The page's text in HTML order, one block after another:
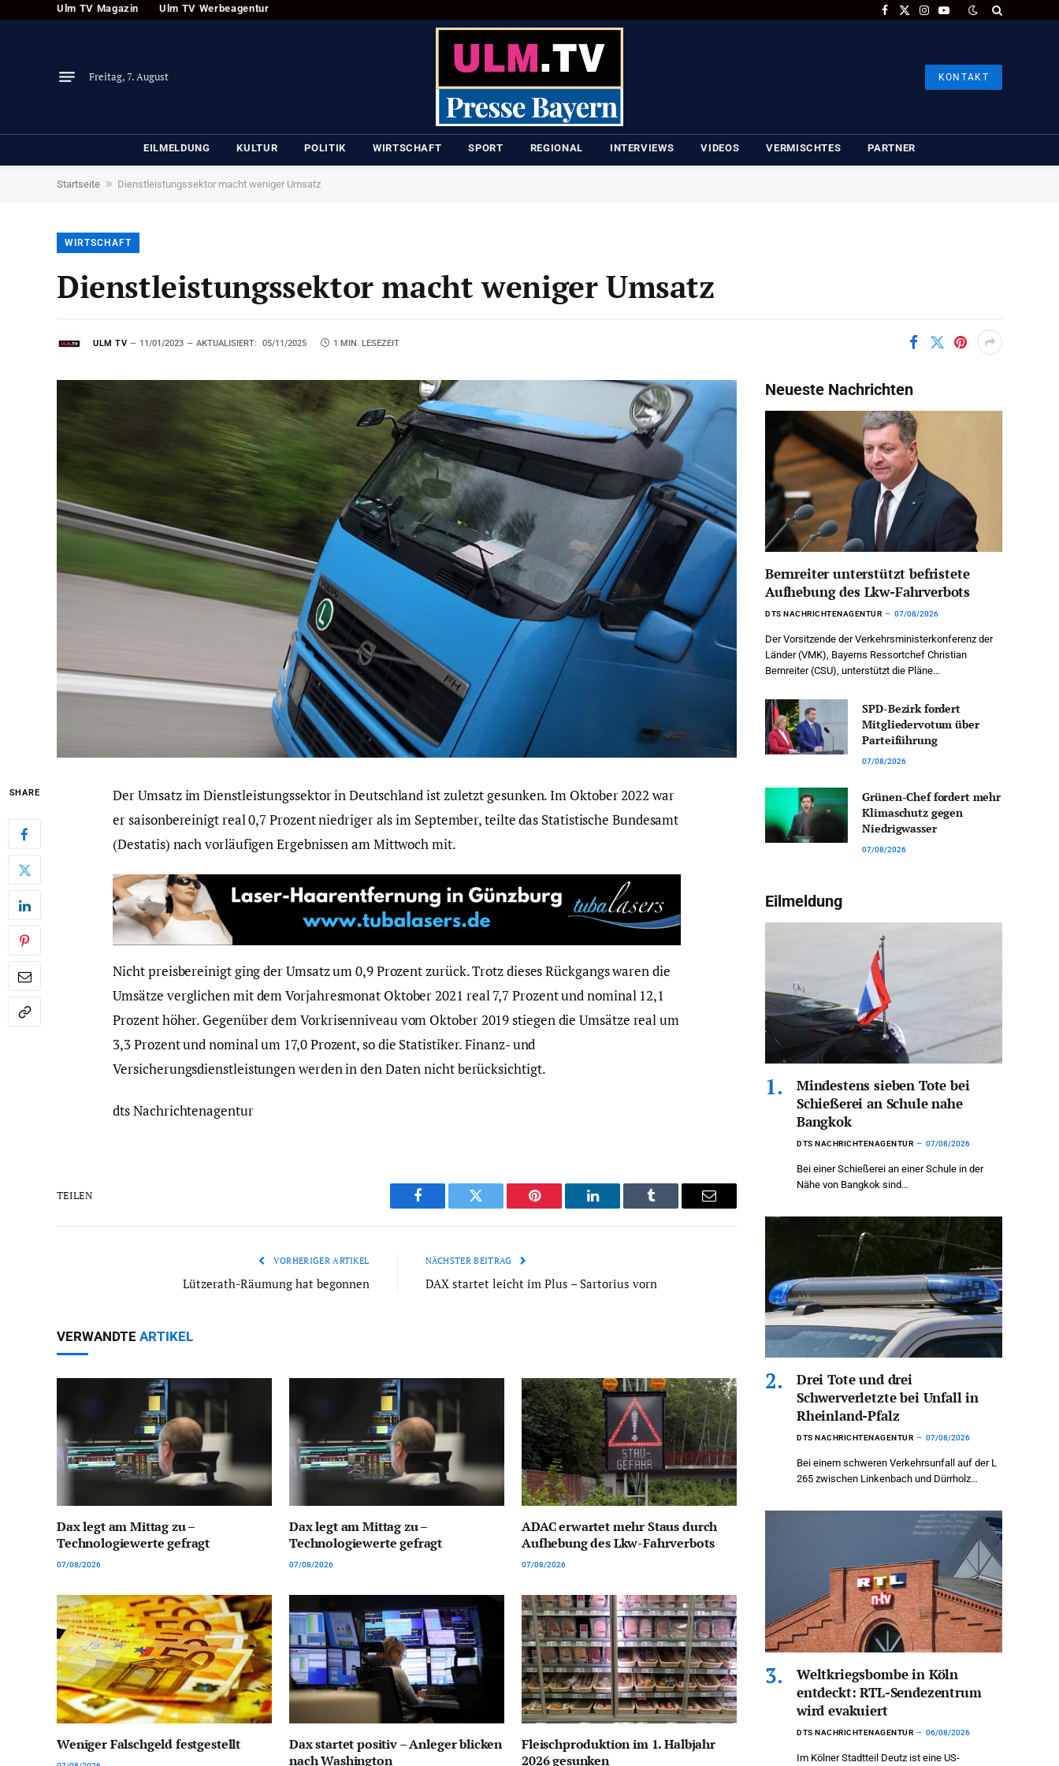
Ulm TV Magazin Ulm TV Werbeagentur
Facebook
X
Instagram
YouTube
Freitag, 7. August KONTAKT
EILMELDUNG KULTUR POLITIK WIRTSCHAFT SPORT REGIONAL INTERVIEWS VIDEOS VERMISCHTES PARTNER
Startseite » Dienstleistungssektor macht weniger Umsatz
WIRTSCHAFT
Dienstleistungssektor macht weniger Umsatz
ULM TV 11/01/2023 AKTUALISIERT: 05/11/2025 1 MIN. LESEZEIT
SHARE
Der Umsatz im Dienstleistungssektor in Deutschland ist zuletzt gesunken. Im Oktober 2022 war
er saisonbereinigt real 0,7 Prozent niedriger als im September, teilte das Statistische Bundesamt
(Destatis) nach vorläufigen Ergebnissen am Mittwoch mit.
Nicht preisbereinigt ging der Umsatz um 0,9 Prozent zurück. Trotz dieses Rückgangs waren die
Umsätze verglichen mit dem Vorjahresmonat Oktober 2021 real 7,7 Prozent und nominal 12,1
Prozent höher. Gegenüber dem Vorkrisenniveau vom Oktober 2019 stiegen die Umsätze real um
3,3 Prozent und nominal um 17,0 Prozent, so die Statistiker. Finanz- und
Versicherungsdienstleistungen werden in den Daten nicht berücksichtigt.
dts Nachrichtenagentur
TEILEN
Facebook Twitter Pinterest LinkedIn Tumblr Email
VORHERIGER ARTIKEL
Lützerath-Räumung hat begonnen
NÄCHSTER BEITRAG
DAX startet leicht im Plus – Sartorius vorn
VERWANDTE ARTIKEL
Dax legt am Mittag zu –
Technologiewerte gefragt
07/08/2026
Dax legt am Mittag zu –
Technologiewerte gefragt
07/08/2026
ADAC erwartet mehr Staus durch
Aufhebung des Lkw-Fahrverbots
07/08/2026
Weniger Falschgeld festgestellt
Dax startet positiv – Anleger blicken
nach Washington
Fleischproduktion im 1. Halbjahr
2026 gesunken
Neueste Nachrichten
Bernreiter unterstützt befristete
Aufhebung des Lkw-Fahrverbots
DTS NACHRICHTENAGENTUR 07/08/2026
Der Vorsitzende der Verkehrsministerkonferenz der
Länder (VMK), Bayerns Ressortchef Christian
Bernreiter (CSU), unterstützt die Pläne…
SPD-Bezirk fordert
Mitgliedervotum über
Parteiführung
07/08/2026
Grünen-Chef fordert mehr
Klimaschutz gegen
Niedrigwasser
07/08/2026
Eilmeldung
Mindestens sieben Tote bei
Schießerei an Schule nahe
Bangkok
DTS NACHRICHTENAGENTUR 07/08/2026
Bei einer Schießerei an einer Schule in der
Nähe von Bangkok sind…
Drei Tote und drei
Schwerverletzte bei Unfall in
Rheinland-Pfalz
DTS NACHRICHTENAGENTUR 07/08/2026
Bei einem schweren Verkehrsunfall auf der L
265 zwischen Linkenbach und Dürrholz…
Weltkriegsbombe in Köln
entdeckt: RTL-Sendezentrum
wird evakuiert
DTS NACHRICHTENAGENTUR 06/08/2026
Im Kölner Stadtteil Deutz ist eine US-